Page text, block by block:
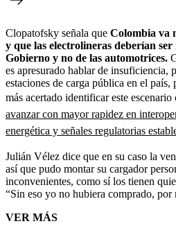
Clopatofsky señala que Colombia va
y que las electrolineras deberían
Gobierno y no de las automotrices.
es apresurado hablar de insuficiencia,
estaciones de carga pública en el país,
más acertado identificar este
avanzar con mayor rapidez en
energética y señales regulatorias
Julián Vélez dice que en su caso la
así que pudo montar su cargador
inconvenientes, como sí los tienen
“Sin eso yo no hubiera comprado, por
VER MÁS